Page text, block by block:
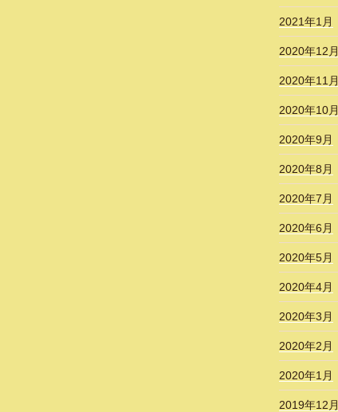
2021年1月
2020年12月
2020年11月
2020年10月
2020年9月
2020年8月
2020年7月
2020年6月
2020年5月
2020年4月
2020年3月
2020年2月
2020年1月
2019年12月